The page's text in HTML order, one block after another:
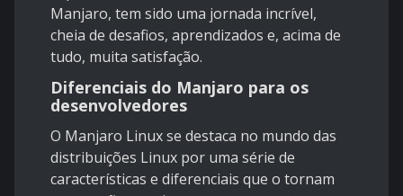
Manjaro, tem sido uma jornada incrível,
cheia de desafios, aprendizados e, acima de
tudo, muita satisfação.
Diferenciais do Manjaro para os
desenvolvedores
O Manjaro Linux se destaca no mundo das
distribuições Linux por uma série de
características e diferenciais que o tornam